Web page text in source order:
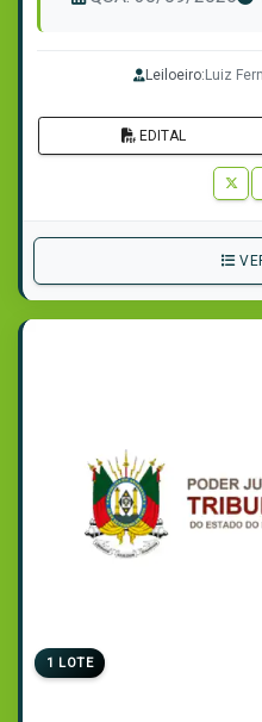
Leiloeiro: Luiz
EDITAL
1 LOTE